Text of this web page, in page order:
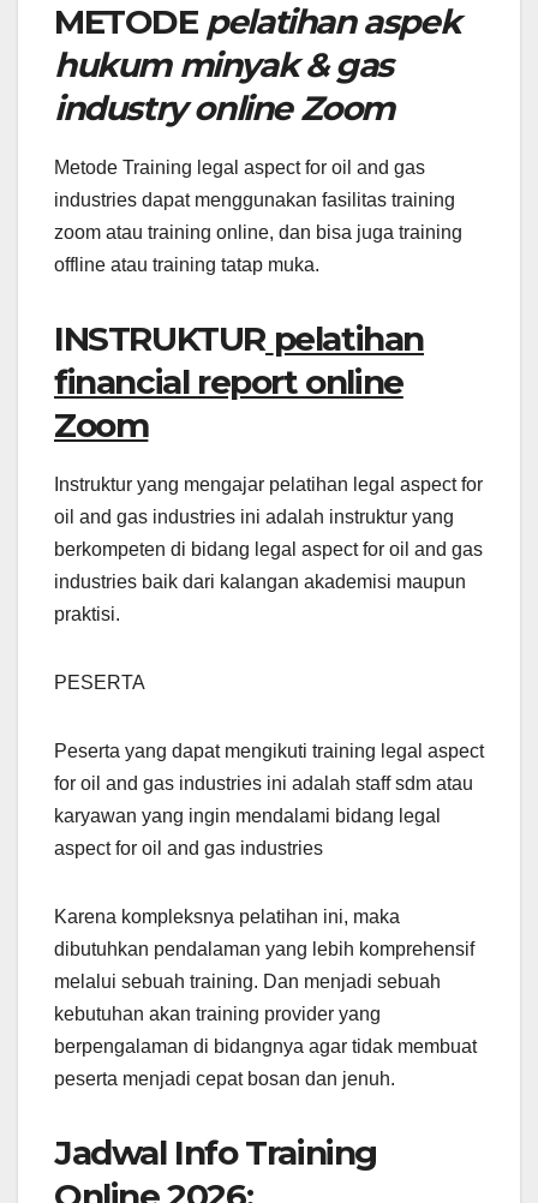
METODE pelatihan aspek
hukum minyak & gas
industry online Zoom
Metode Training legal aspect for oil and gas
industries dapat menggunakan fasilitas training
zoom atau training online, dan bisa juga training
offline atau training tatap muka.
INSTRUKTUR pelatihan
financial report online
Zoom
Instruktur yang mengajar pelatihan legal aspect for
oil and gas industries ini adalah instruktur yang
berkompeten di bidang legal aspect for oil and gas
industries baik dari kalangan akademisi maupun
praktisi.
PESERTA
Peserta yang dapat mengikuti training legal aspect
for oil and gas industries ini adalah staff sdm atau
karyawan yang ingin mendalami bidang legal
aspect for oil and gas industries
Karena kompleksnya pelatihan ini, maka
dibutuhkan pendalaman yang lebih komprehensif
melalui sebuah training. Dan menjadi sebuah
kebutuhan akan training provider yang
berpengalaman di bidangnya agar tidak membuat
peserta menjadi cepat bosan dan jenuh.
Jadwal Info Training